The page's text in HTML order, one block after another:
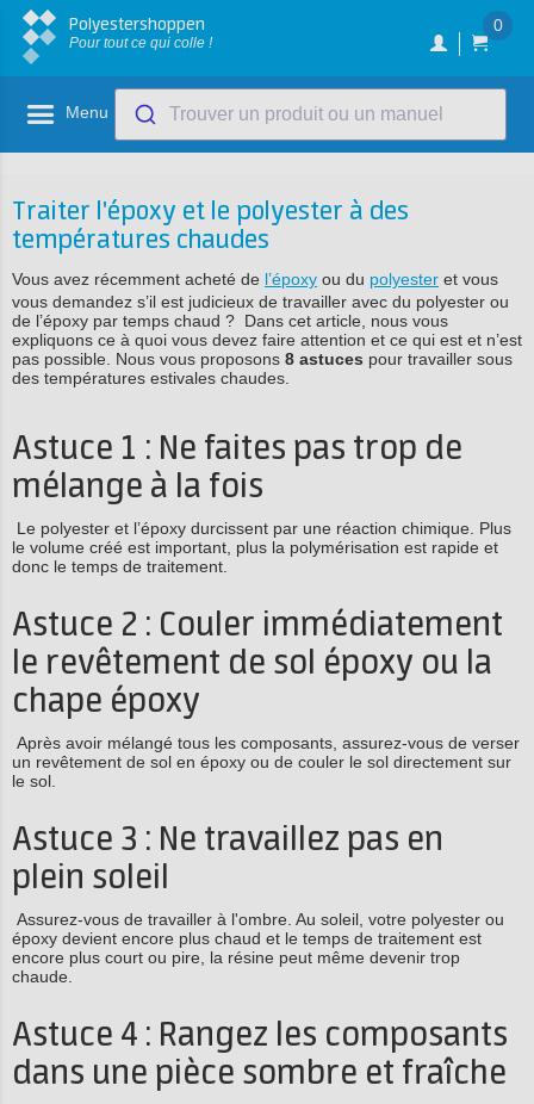
Polyestershoppen
Pour tout ce qui colle !
0
Menu Trouver un produit ou un manuel
Traiter l'époxy et le polyester à des
températures chaudes
Vous avez récemment acheté de l’époxy ou du polyester et vous
vous demandez s’il est judicieux de travailler avec du polyester ou
de l’époxy par temps chaud ? Dans cet article, nous vous
expliquons ce à quoi vous devez faire attention et ce qui est et n’est
pas possible. Nous vous proposons 8 astuces pour travailler sous
des températures estivales chaudes.
Astuce 1 : Ne faites pas trop de
mélange à la fois
Le polyester et l’époxy durcissent par une réaction chimique. Plus
le volume créé est important, plus la polymérisation est rapide et
donc le temps de traitement.
Astuce 2 : Couler immédiatement
le revêtement de sol époxy ou la
chape époxy
Après avoir mélangé tous les composants, assurez-vous de verser
un revêtement de sol en époxy ou de couler le sol directement sur
le sol.
Astuce 3 : Ne travaillez pas en
plein soleil
Assurez-vous de travailler à l'ombre. Au soleil, votre polyester ou
époxy devient encore plus chaud et le temps de traitement est
encore plus court ou pire, la résine peut même devenir trop
chaude.
Astuce 4 : Rangez les composants
dans une pièce sombre et fraîche